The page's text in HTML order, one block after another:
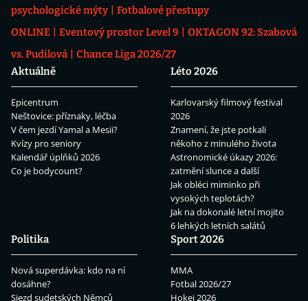
psychologické mýty
Fotbalové přestupy
ONLINE
Eventový prostor Level 9
OKTAGON 92: Szabová
vs. Pudilová
Chance Liga 2026/27
Aktuálně
Epicentrum
Neštovice: příznaky, léčba
V čem jezdí Yamal a Mesii?
Kvízy pro seniory
Kalendář úplňků 2026
Co je bodycount?
Léto 2026
Karlovarský filmový festival
2026
Znamení, že jste potkali
někoho z minulého života
Astronomické úkazy 2026:
zatmění slunce a další
Jak obléci miminko při
vysokých teplotách?
Jak na dokonalé letní mojito
6 lehkých letních salátů
Politika
Nová superdávka: kdo na ní
dosáhne?
Sjezd sudetských Němců
Sport 2026
MMA
Fotbal 2026/27
Hokej 2026